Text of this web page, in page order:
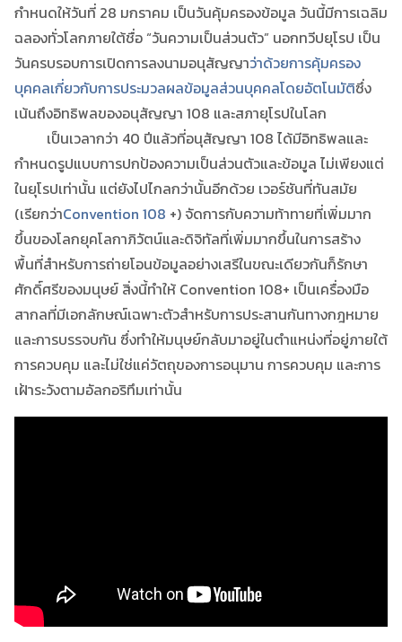
กำหนดให้วันที่ 28 มกราคม เป็นวันคุ้มครองข้อมูล วันนี้มีการเฉลิม
ฉลองทั่วโลกภายใต้ชื่อ “วันความเป็นส่วนตัว” นอกทวีปยุโรป เป็น
วันครบรอบการเปิดการลงนามอนุสัญญาว่าด้วยการคุ้มครอง
บุคคลเกี่ยวกับการประมวลผลข้อมูลส่วนบุคคลโดยอัตโนมัติซึ่ง
เน้นถึงอิทธิพลของอนุสัญญา 108 และสภายุโรปในโลก
เป็นเวลากว่า 40 ปีแล้วที่อนุสัญญา 108 ได้มีอิทธิพลและ
กำหนดรูปแบบการปกป้องความเป็นส่วนตัวและข้อมูล ไม่เพียงแต่
ในยุโรปเท่านั้น แต่ยังไปไกลกว่านั้นอีกด้วย เวอร์ชันที่ทันสมัย ​​
(เรียกว่าConvention 108 +) จัดการกับความท้าทายที่เพิ่มมาก
ขึ้นของโลกยุคโลกาภิวัตน์และดิจิทัลที่เพิ่มมากขึ้นในการสร้าง
พื้นที่สำหรับการถ่ายโอนข้อมูลอย่างเสรีในขณะเดียวกันก็รักษา
ศักดิ์ศรีของมนุษย์ สิ่งนี้ทำให้ Convention 108+ เป็นเครื่องมือ
สากลที่มีเอกลักษณ์เฉพาะตัวสำหรับการประสานกันทางกฎหมาย
และการบรรจบกัน ซึ่งทำให้มนุษย์กลับมาอยู่ในตำแหน่งที่อยู่ภายใต้
การควบคุม และไม่ใช่แค่วัตถุของการอนุมาน การควบคุม และการ
เฝ้าระวังตามอัลกอริทึมเท่านั้น